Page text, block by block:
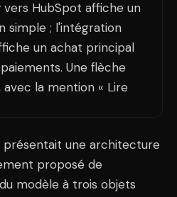
présentait une architecture
proposé de
modèle à trois objets